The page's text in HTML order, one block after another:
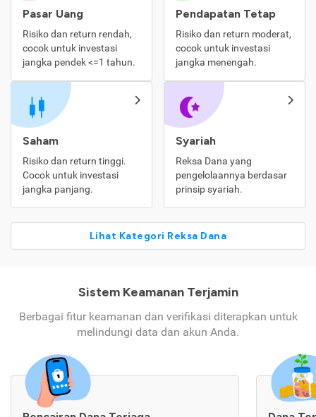
Pasar Uang
Risiko dan return rendah,
cocok untuk investasi
jangka pendek <=1 tahun.
Pendapatan Tetap
Risiko dan return moderat,
cocok untuk investasi
jangka menengah.
Saham
Risiko dan return tinggi.
Cocok untuk investasi
jangka panjang.
Syariah
Reksa Dana yang
pengelolaannya berdasar
prinsip syariah.
Lihat Kategori Reksa Dana
Sistem Keamanan Terjamin
Berbagai fitur keamanan dan verifikasi diterapkan untuk
melindungi data dan akun Anda.